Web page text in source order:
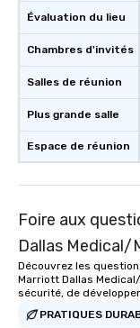
Évaluation du lieu
Chambres d'invités
Salles de réunion
Plus grande salle
Espace de réunion
Foire aux
Dallas Medical/
Découvrez les
Marriott Dallas
sécurité, de
PRATIQUES